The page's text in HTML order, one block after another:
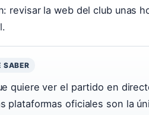
revisar la web del club unas
SABER
quiere ver el partido en
plataformas oficiales son la